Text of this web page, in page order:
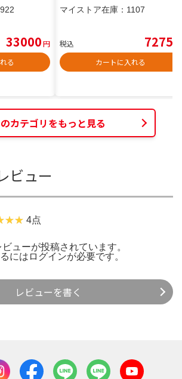
33000円
る
マイストア在庫： 1107
税込 7275
カートに入れる
カテゴリをもっと見る
ビュー
4点
ューが投稿されています。
には ログインが必要です。
レビューを書く